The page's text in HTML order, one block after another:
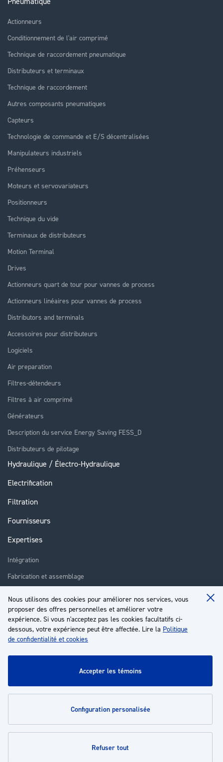
Nous utilisons des cookies pour améliorer nos services, vous
proposer des offres personnelles et améliorer votre
expérience. Si vous n'acceptez pas les cookies facultatifs ci-
dessous, votre expérience peut être affectée. Lire la Politique
de confidentialité et cookies
accepter les témoins
configuration personalisée
refuser tout
Actionneurs
Conditionnement de l'air comprimé
Technique de raccordement pneumatique
Distributeurs et terminaux
Technique de raccordement
Autres composants pneumatiques
Capteurs
Technologie de commande et E/S décentralisées
Manipulateurs industriels
Préhenseurs
Moteurs et servovariateurs
Positionneurs
Technique du vide
Terminaux de distributeurs
Motion Terminal
Drives
Actionneurs quart de tour pour vannes de process
Actionneurs linéaires pour vannes de process
Distributors and terminals
Accessoires pour distributeurs
Logiciels
Air preparation
Filtres-détendeurs
Filtres à air comprimé
Générateurs
Description du service Energy Saving FESS_D
Distributeurs de pilotage
Hydraulique / Électro-Hydraulique
Electrification
Filtration
Fournisseurs
Expertises
Intégration
Fabrication et assemblage
Réparation
Formation
À propos
Service client